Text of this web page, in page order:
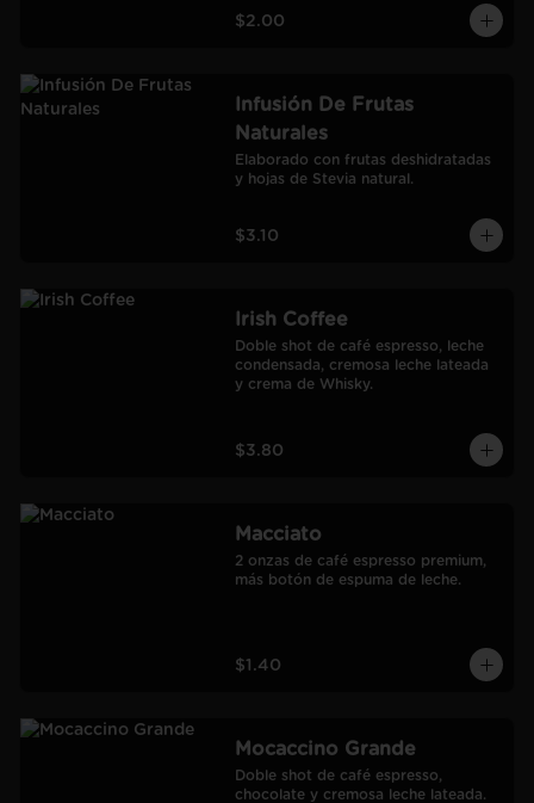
$2.00
Infusión De Frutas
Naturales
Elaborado con frutas deshidratadas
y hojas de Stevia natural.
$3.10
Irish Coffee
Doble shot de café espresso, leche
condensada, cremosa leche lateada
y crema de Whisky.
$3.80
Macciato
2 onzas de café espresso premium,
más botón de espuma de leche.
$1.40
Mocaccino Grande
Doble shot de café espresso,
chocolate y cremosa leche lateada.